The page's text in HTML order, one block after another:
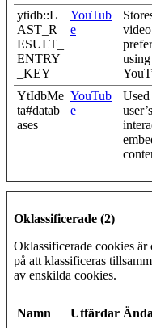
ytidb::L
AST_R
ESULT_
ENTRY
_KEY
YouTub
e
YtIdbMe
ta#datab
ases
YouTub
e
user’s
Oklassificerade (2)
Oklassificerade cookies är
på att klassificeras
av enskilda cookies.
Namn Utfärdare